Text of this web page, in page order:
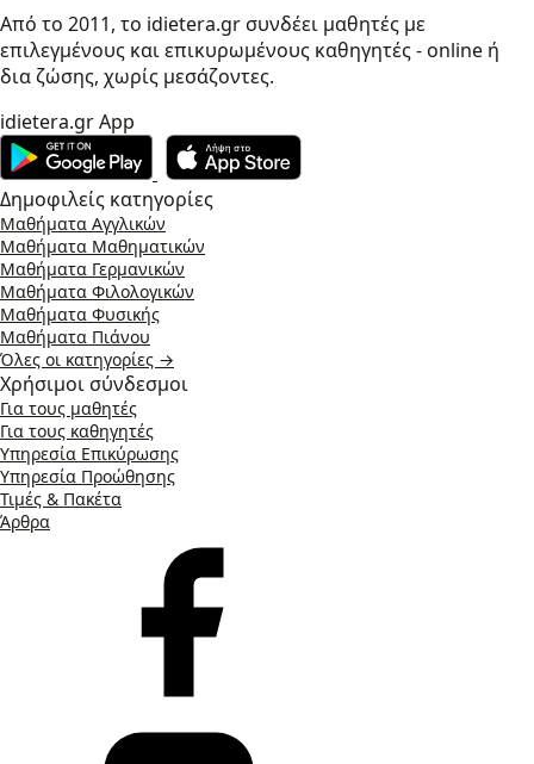
Από το 2011, το idietera.gr συνδέει μαθητές με
επιλεγμένους και επικυρωμένους καθηγητές - online ή
δια ζώσης, χωρίς μεσάζοντες.
idietera.gr App
Δημοφιλείς κατηγορίες
Μαθήματα Αγγλικών
Μαθήματα Μαθηματικών
Μαθήματα Γερμανικών
Μαθήματα Φιλολογικών
Μαθήματα Φυσικής
Μαθήματα Πιάνου
Όλες οι κατηγορίες →
Χρήσιμοι σύνδεσμοι
Για τους μαθητές
Για τους καθηγητές
Υπηρεσία Επικύρωσης
Υπηρεσία Προώθησης
Τιμές & Πακέτα
Άρθρα